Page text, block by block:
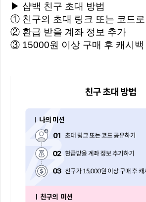
▶ 샵백 친구 초대 방법
① 친구의 초대 링크 또는 코드로
② 환급 받을 계좌 정보 추가
③ 15000원 이상 구매 후 캐시백